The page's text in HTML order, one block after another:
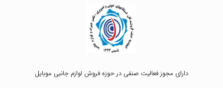
دارای مجوز فعالیت صنفی در حوزه فروش لوازم جانبی موبایل